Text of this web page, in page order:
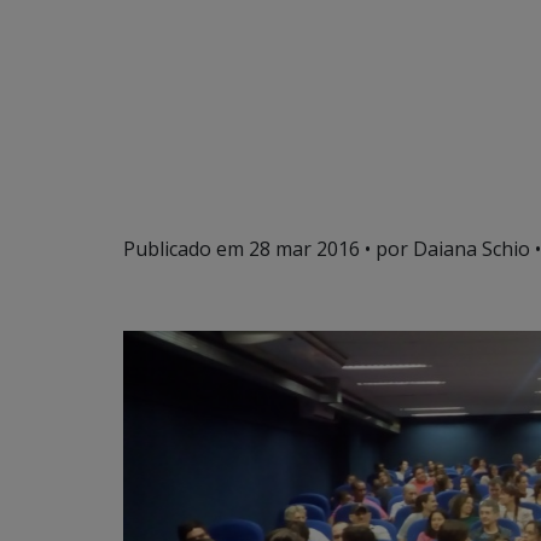
Publicado em 28 mar 2016 • por Daiana Schio •